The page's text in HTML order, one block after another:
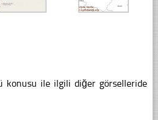
konusu ile ilgili diğer görselleride